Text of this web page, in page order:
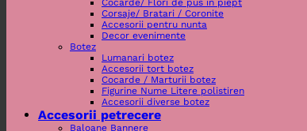
Cocarde/ Flori de pus in piept
Corsaje/ Bratari / Coronite
Accesorii pentru nunta
Decor evenimente
Botez
Lumanari botez
Accesorii tort botez
Cocarde / Marturii botez
Figurine Nume Litere polistiren
Accesorii diverse botez
Accesorii petrecere
Baloane Bannere